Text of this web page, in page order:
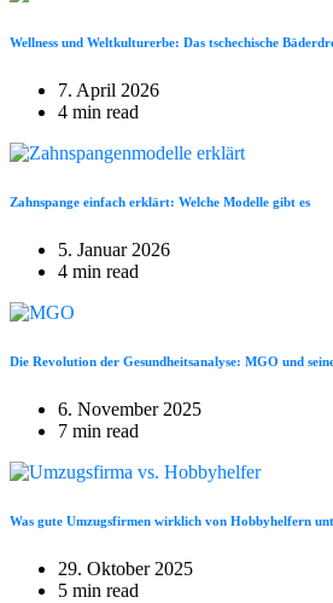
Wellness und Weltkulturerbe: Das tschechische
7. April 2026
4 min read
Zahnspange einfach erklärt: Welche Modelle gibt es
5. Januar 2026
4 min read
Die Revolution der Gesundheitsanalyse: MGO und
6. November 2025
7 min read
Was gute Umzugsfirmen wirklich von Hobbyhelfern
29. Oktober 2025
5 min read